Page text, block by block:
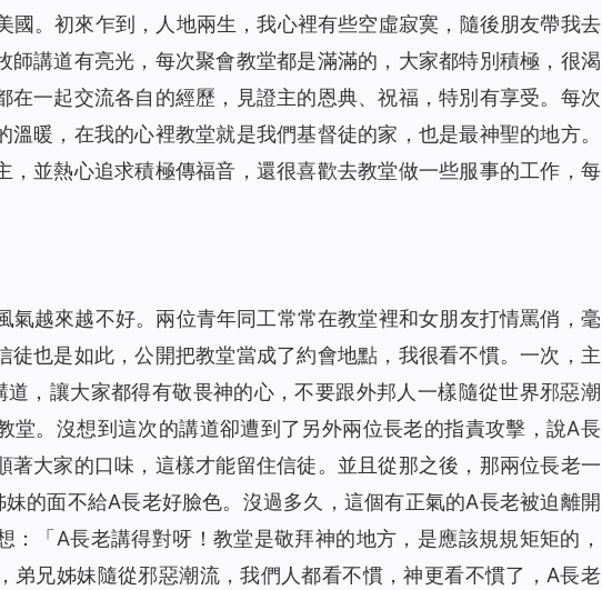
聲讀物） 2855 00:00
主垂聽（有聲讀物） 2773 00:00
物） 2101 00:00
（有聲讀物） 2842 00:00
NO（有聲讀物） 1843 00:00
讀物）
有聲讀物）
1728 00:00
有聲讀物） 2225 21:58
） 2349 00:00
2000 00:00
1848 00:00
言（有聲讀物） 2771 00:00
么（有聲讀物） 2526 00:00
有得到解決（有聲讀物） 2050 00:00
國。初來乍到，人地兩生，我心裡有些空虛寂寞，隨後朋友帶我去
師講道有亮光，每次聚會教堂都是滿滿的，大家都特別積極，很渴
在一起交流各自的經歷，見證主的恩典、祝福，特別有享受。每次
暖，在我的心裡教堂就是我們基督徒的家，也是最神聖的地方。
，並熱心追求積極傳福音，還很喜歡去教堂做一些服事的工作，每
氣越來越不好。兩位青年同工常常在教堂裡和女朋友打情罵俏，毫
徒也是如此，公開把教堂當成了約會地點，我很看不慣。一次，主
，讓大家都得有敬畏神的心，不要跟外邦人一樣隨從世界邪惡潮
堂。沒想到這次的講道卻遭到了另外兩位長老的指責攻擊，說A長
著大家的口味，這樣才能留住信徒。並且從那之後，那兩位長老一
的面不給A長老好臉色。沒過多久，這個有正氣的A長老被迫離開
：「A長老講得對呀！教堂是敬拜神的地方，是應該規規矩矩的，
弟兄姊妹隨從邪惡潮流，我們人都看不慣，神更看不慣了，A長老